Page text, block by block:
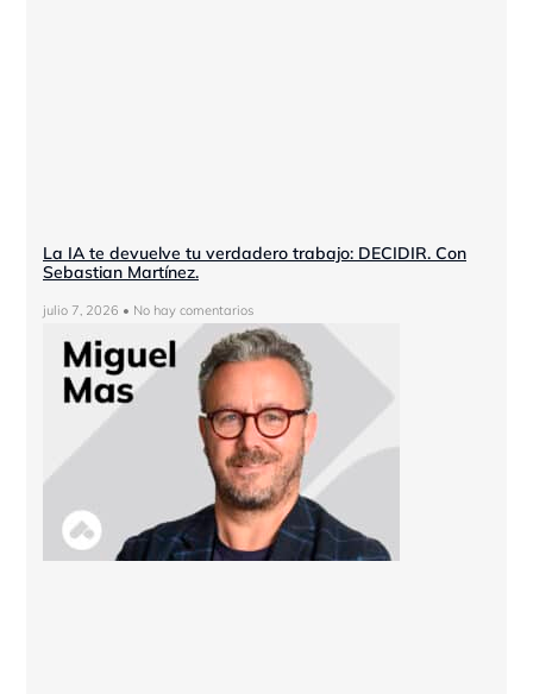
La IA te devuelve tu verdadero trabajo: DECIDIR. Con
Sebastian Martínez.
julio 7, 2026 No hay comentarios